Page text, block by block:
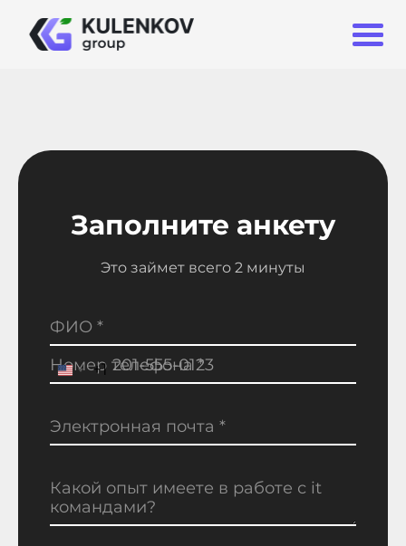
Заполните анкету
Это займет всего 2 минуты
ФИО *
Номер телефона *
+1
Электронная почта *
Какой опыт имеете в работе с it
командами?